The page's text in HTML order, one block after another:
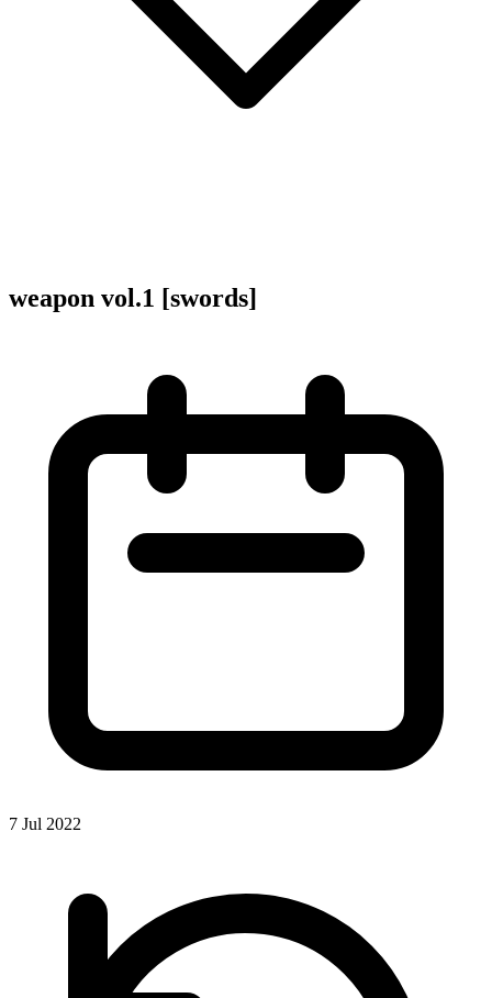
weapon vol.1 [swords]
7 Jul 2022